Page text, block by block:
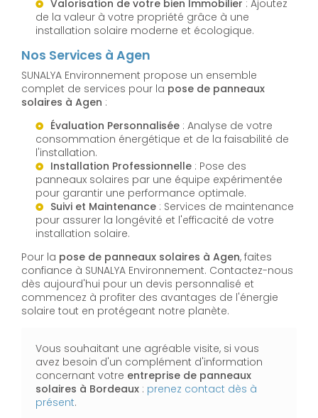
Valorisation de votre bien Immobilier : Ajoutez
de la valeur à votre propriété grâce à une
installation solaire moderne et écologique.
Nos Services à Agen
SUNALYA Environnement propose un ensemble
complet de services pour la pose de panneaux
solaires à Agen :
Évaluation Personnalisée : Analyse de votre
consommation énergétique et de la faisabilité de
l'installation.
Installation Professionnelle : Pose des
panneaux solaires par une équipe expérimentée
pour garantir une performance optimale.
Suivi et Maintenance : Services de maintenance
pour assurer la longévité et l'efficacité de votre
installation solaire.
Pour la pose de panneaux solaires à Agen, faites
confiance à SUNALYA Environnement. Contactez-nous
dès aujourd'hui pour un devis personnalisé et
commencez à profiter des avantages de l'énergie
solaire tout en protégeant notre planète.
Vous souhaitant une agréable visite, si vous
avez besoin d'un complément d'information
concernant votre entreprise de panneaux
solaires à Bordeaux : prenez contact dès à
présent.